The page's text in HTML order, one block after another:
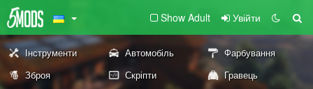
Show Adult Увійти
Інструменти Автомобіль
Фарбування
Зброя
Скріпти
Гравець